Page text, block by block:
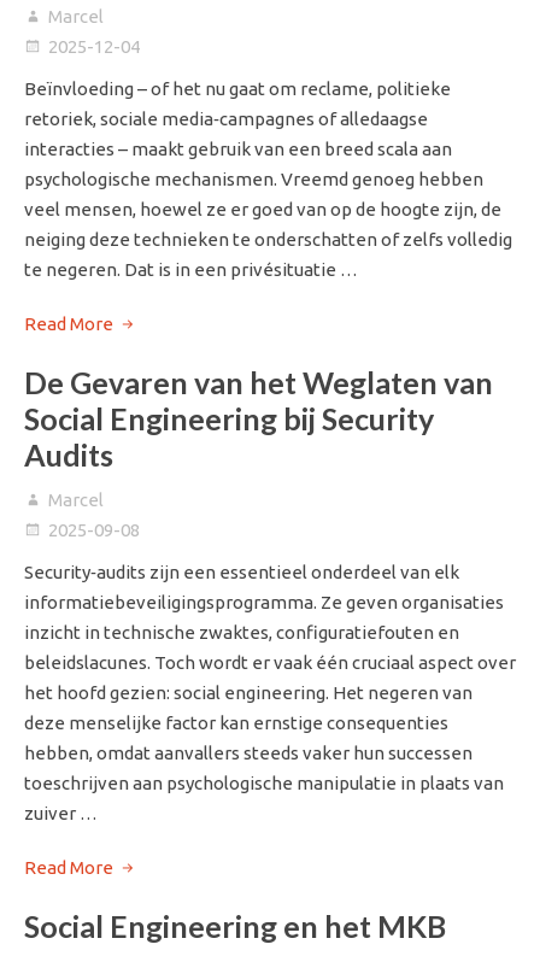
Marcel
2025-12-04
Beïnvloeding – of het nu gaat om reclame, politieke
retoriek, sociale media‑campagnes of alledaagse
interacties – maakt gebruik van een breed scala aan
psychologische mechanismen. Vreemd genoeg hebben
veel mensen, hoewel ze er goed van op de hoogte zijn, de
neiging deze technieken te onderschatten of zelfs volledig
te negeren. Dat is in een privésituatie …
Read More
De Gevaren van het Weglaten van
Social Engineering bij Security
Audits
Marcel
2025-09-08
Security‑audits zijn een essentieel onderdeel van elk
informatiebeveiligingsprogramma. Ze geven organisaties
inzicht in technische zwaktes, configuratiefouten en
beleidslacunes. Toch wordt er vaak één cruciaal aspect over
het hoofd gezien: social engineering. Het negeren van
deze menselijke factor kan ernstige consequenties
hebben, omdat aanvallers steeds vaker hun successen
toeschrijven aan psychologische manipulatie in plaats van
zuiver …
Read More
Social Engineering en het MKB